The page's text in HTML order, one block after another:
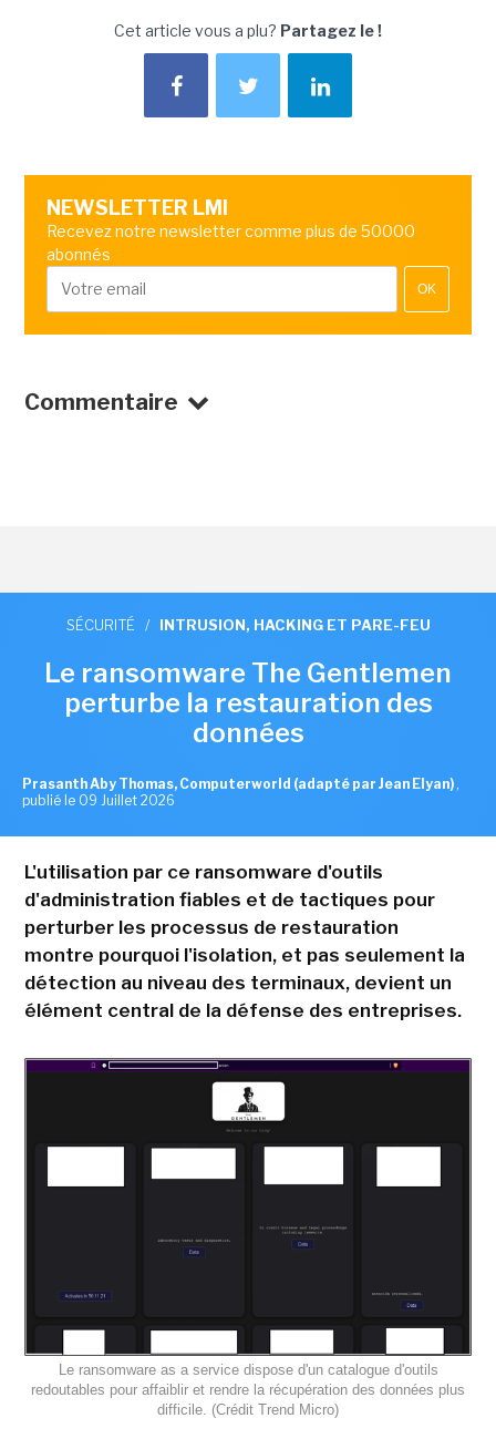
Cet article vous a plu? Partagez le !
NEWSLETTER LMI
Recevez notre newsletter comme plus de 50000
abonnés
OK
Commentaire
SÉCURITÉ / INTRUSION, HACKING ET PARE-FEU
Le ransomware The Gentlemen
perturbe la restauration des
données
Prasanth Aby Thomas, Computerworld (adapté par Jean Elyan) ,
publié le 09 Juillet 2026
L'utilisation par ce ransomware d'outils
d'administration fiables et de tactiques pour
perturber les processus de restauration
montre pourquoi l'isolation, et pas seulement la
détection au niveau des terminaux, devient un
élément central de la défense des entreprises.
Le ransomware as a service dispose d'un catalogue d'outils
redoutables pour affaiblir et rendre la récupération des données plus
difficile. (Crédit Trend Micro)